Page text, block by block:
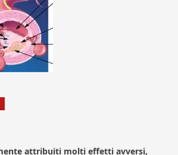
attribuiti molti effetti avversi,